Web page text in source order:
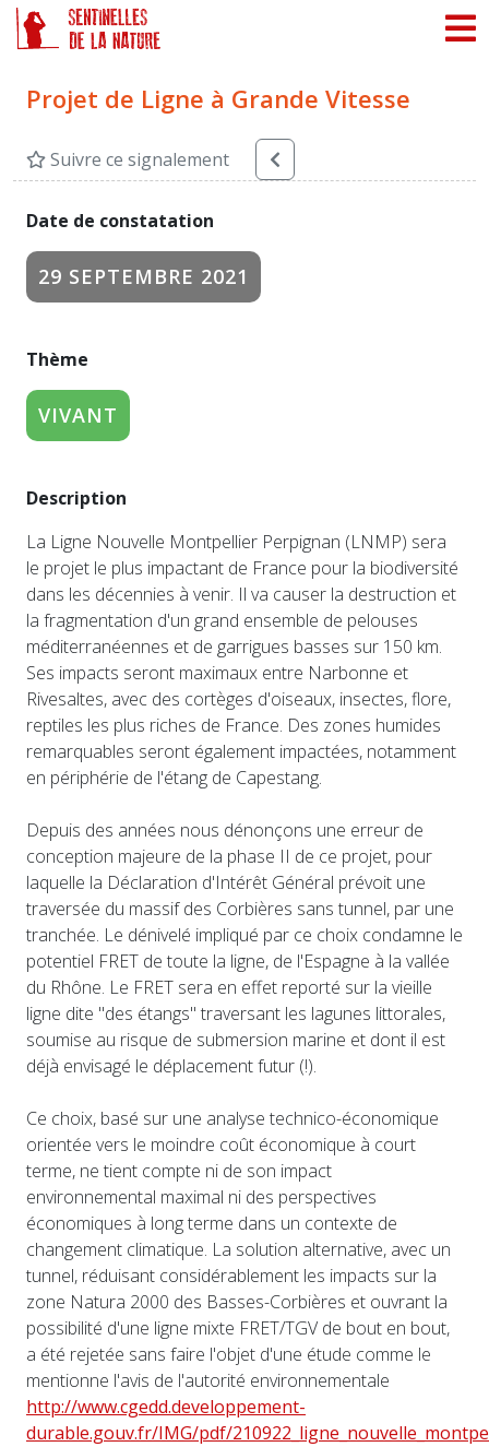
Projet de Ligne à Grande Vitesse
Suivre ce signalement
Date de constatation
29 SEPTEMBRE 2021
Thème
VIVANT
Description
La Ligne Nouvelle Montpellier Perpignan (LNMP) sera
le projet le plus impactant de France pour la biodiversité
dans les décennies à venir. Il va causer la destruction et
la fragmentation d'un grand ensemble de pelouses
méditerranéennes et de garrigues basses sur 150 km.
Ses impacts seront maximaux entre Narbonne et
Rivesaltes, avec des cortèges d'oiseaux, insectes, flore,
reptiles les plus riches de France. Des zones humides
remarquables seront également impactées, notamment
en périphérie de l'étang de Capestang.
Depuis des années nous dénonçons une erreur de
conception majeure de la phase II de ce projet, pour
laquelle la Déclaration d'Intérêt Général prévoit une
traversée du massif des Corbières sans tunnel, par une
tranchée. Le dénivelé impliqué par ce choix condamne le
potentiel FRET de toute la ligne, de l'Espagne à la vallée
du Rhône. Le FRET sera en effet reporté sur la vieille
ligne dite "des étangs" traversant les lagunes littorales,
soumise au risque de submersion marine et dont il est
déjà envisagé le déplacement futur (!).
Ce choix, basé sur une analyse technico-économique
orientée vers le moindre coût économique à court
terme, ne tient compte ni de son impact
environnemental maximal ni des perspectives
économiques à long terme dans un contexte de
changement climatique. La solution alternative, avec un
tunnel, réduisant considérablement les impacts sur la
zone Natura 2000 des Basses-Corbières et ouvrant la
possibilité d'une ligne mixte FRET/TGV de bout en bout,
a été rejetée sans faire l'objet d'une étude comme le
mentionne l'avis de l'autorité environnementale
http://www.cgedd.developpement-
durable.gouv.fr/IMG/pdf/
Panneau de gestion des cookies